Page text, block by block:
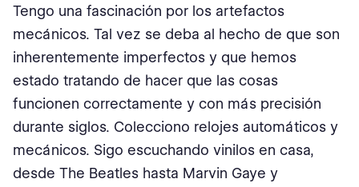
Tengo una fascinación por los artefactos
mecánicos. Tal vez se deba al hecho de que son
inherentemente imperfectos y que hemos
estado tratando de hacer que las cosas
funcionen correctamente y con más precisión
durante siglos. Colecciono relojes automáticos y
mecánicos. Sigo escuchando vinilos en casa,
desde The Beatles hasta Marvin Gaye y